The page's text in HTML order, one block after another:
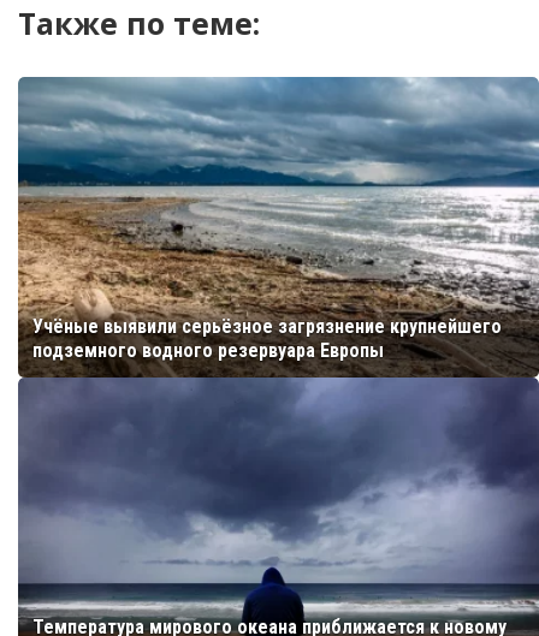
Также по теме:
Учёные выявили серьёзное загрязнение крупнейшего
подземного водного резервуара Европы
Температура мирового океана приближается к новому